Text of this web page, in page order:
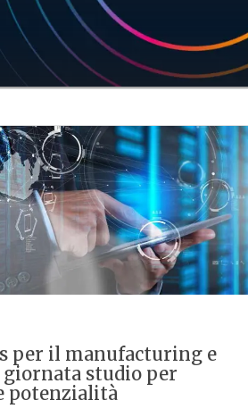
per il manufacturing e
giornata studio per
potenzialità